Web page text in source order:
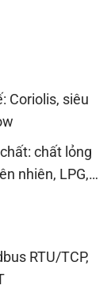
Coriolis, siêu
chất lỏng
nhiên, LPG,…
RTU/TCP,